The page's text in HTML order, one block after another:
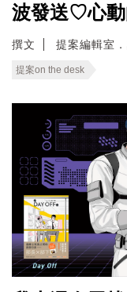
波發送♡心動
撰文 提案編輯室
提案on the desk